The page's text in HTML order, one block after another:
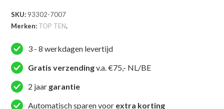
SKU: 93302-7007
Merken: TOP TEN.
3 - 8 werkdagen levertijd
Gratis verzendingv.a. €75,- NL/BE
2 jaar garantie
Automatisch sparen voor extra korting